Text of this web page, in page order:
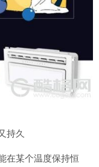
持久
在某个温度保持恒